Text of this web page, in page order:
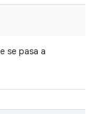
se pasa a